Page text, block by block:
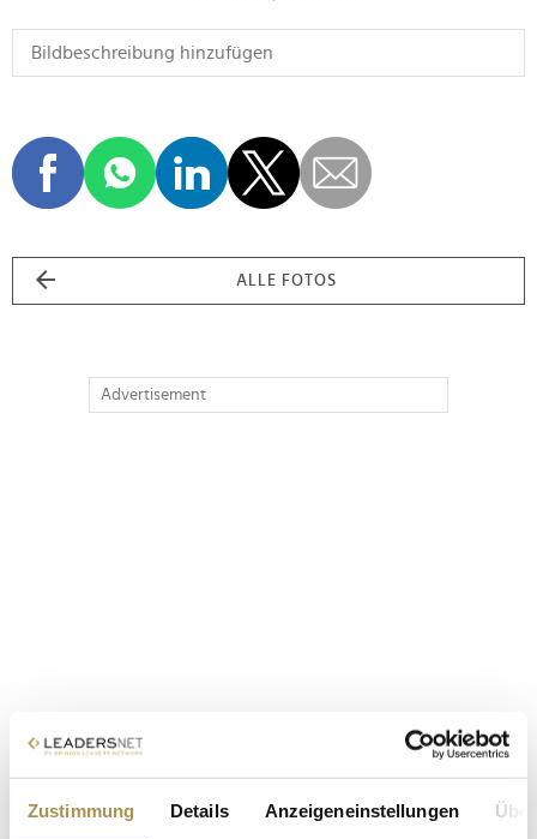
Zustimmung Details Anzeigeneinstellungen
ALLE FOTOS
Advertisement